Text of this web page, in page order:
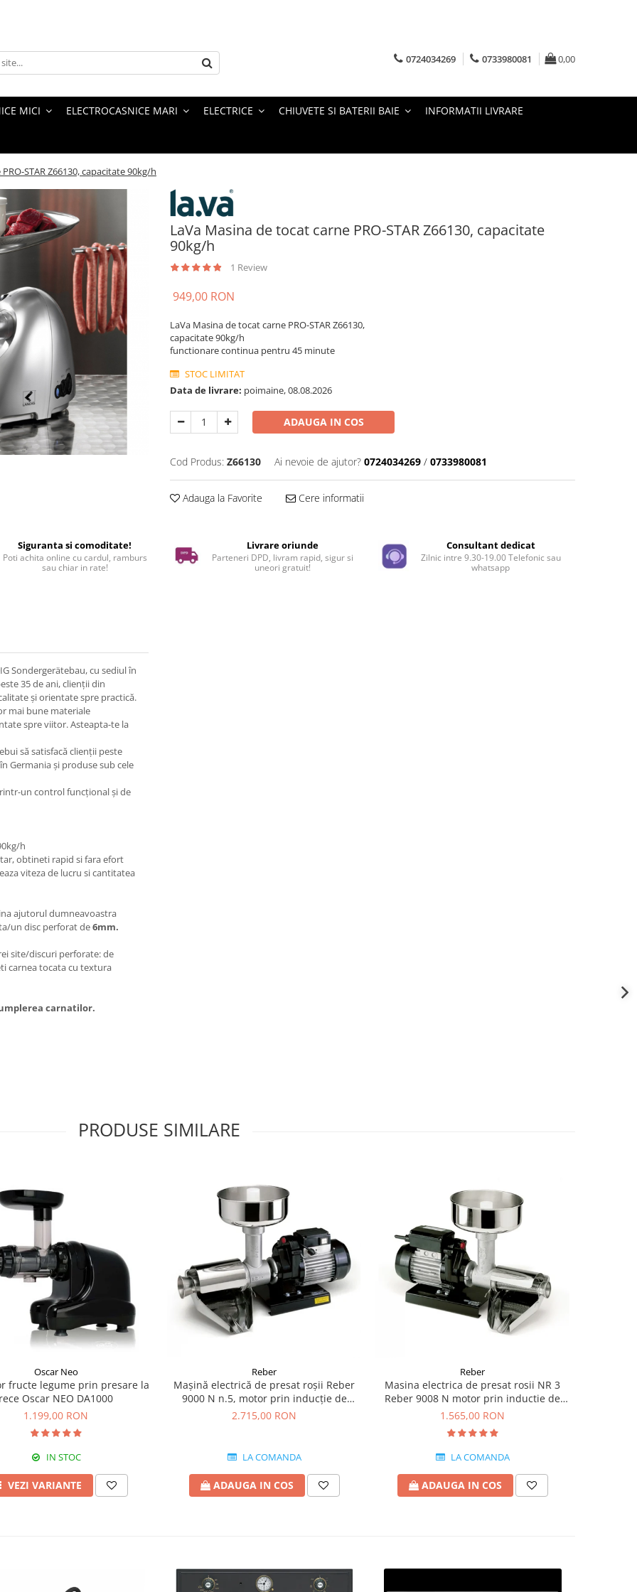
0724034269 0733980081 0,00
MICI ELECTROCASNICE MARI ELECTRICE CHIUVETE SI BATERII BAIE INFORMATII LIVRARE
STAR Z66130, capacitate 90kg/h
LaVa Masina de tocat carne PRO-STAR Z66130, capacitate
90kg/h
1 Review
949,00 RON
LaVa Masina de tocat carne PRO-STAR Z66130,
capacitate 90kg/h
functionare continua pentru 45 minute
STOC LIMITAT
Data de livrare: poimaine, 08.08.2026
ADAUGA IN COS
Cod Produs: Z66130 Ai nevoie de ajutor? 0724034269 / 0733980081
Adauga la Favorite Cere informatii
Siguranta si comoditate!
Poti achita online cu cardul, ramburs
sau chiar in rate!
Livrare oriunde
Parteneri DPD, livram rapid, sigur si
uneori gratuit!
Consultant dedicat
Zilnic intre 9.30-19.00 Telefonic sau
whatsapp
Sondergerätebau, cu sediul în
35 de ani, clienții din
și orientate spre practică.
mai bune materiale
spre viitor. Asteapta-te la
să satisfacă clienții peste
Germania și produse sub cele
un control funcțional și de
h
obtineti rapid si fara efort
viteza de lucru si cantitatea
ajutorul dumneavoastra
un disc perforat de6mm.
site/discuri perforate: de
carnea tocata cu textura
carnatilor.
PRODUSE SIMILARE
Oscar Neo
fructe legume prin presare la
rece Oscar NEO DA1000
1.199,00 RON
IN STOC
VEZI VARIANTE
Reber
Mașină electrică de presat roşii Reber
9000 N n.5, motor prin inducție de
600W, producție pana la 350kg/h
2.715,00 RON
LA COMANDA
ADAUGA IN COS
Reber
Masina electrica de presat rosii NR 3
Reber 9008 N motor prin inductie de
400W
1.565,00 RON
LA COMANDA
ADAUGA IN COS